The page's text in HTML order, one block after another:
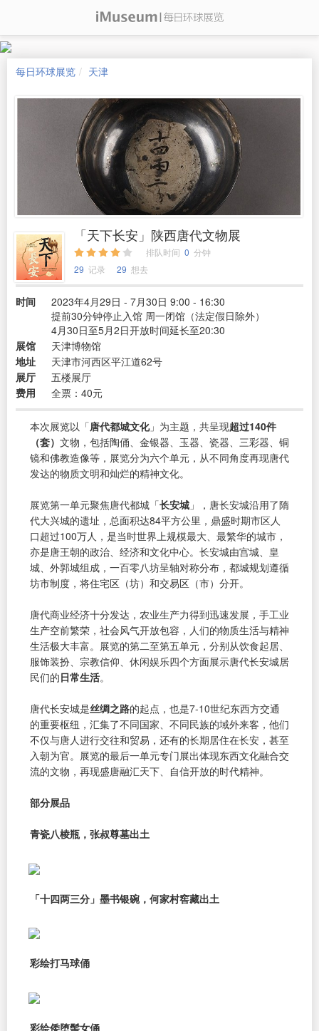
每日环球展览 天津
「天下长安」陕西唐代文物展
排队时间 0 分钟
29 记录 29 想去
时间
2023年4月29日 - 7月30日 9:00 - 16:30
提前30分钟停止入馆 周一闭馆（法定假日除外）
4月30日至5月2日开放时间延长至20:30
展馆
天津博物馆
地址
天津市河西区平江道62号
展厅
五楼展厅
费用
全票：40元
本次展览以「唐代都城文化」为主题，共呈现超过140件
（套） 文物，包括陶俑、金银器、玉器、瓷器、三彩器、铜
镜和佛教造像等，展览分为六个单元，从不同角度再现唐代
发达的物质文明和灿烂的精神文化。
展览第一单元聚焦唐代都城「长安城 」，唐长安城沿用了隋
代大兴城的遗址，总面积达84平方公里，鼎盛时期市区人
口超过100万人，是当时世界上规模最大、最繁华的城市，
亦是唐王朝的政治、经济和文化中心。长安城由宫城、皇
城、外郭城组成，一百零八坊呈轴对称分布，都城规划遵循
坊市制度，将住宅区（坊）和交易区（市）分开。
唐代商业经济十分发达，农业生产力得到迅速发展，手工业
生产空前繁荣，社会风气开放包容，人们的物质生活与精神
生活极大丰富。展览的第二至第五单元，分别从饮食起居、
服饰装扮、宗教信仰、休闲娱乐四个方面展示唐代长安城居
民们的日常生活。
唐代长安城是丝绸之路的起点，也是7-10世纪东西方交通
的重要枢纽，汇集了不同国家、不同民族的域外来客，他们
不仅与唐人进行交往和贸易，还有的长期居住在长安，甚至
入朝为官。展览的最后一单元专门展出体现东西文化融合交
流的文物，再现盛唐融汇天下、自信开放的时代精神。
部分展品
青瓷八棱瓶，张叔尊墓出土
「十四两三分」墨书银碗，何家村窖藏出土
彩绘打马球俑
彩绘倭堕髻女俑